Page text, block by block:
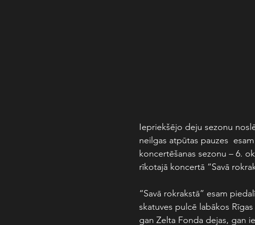
Iepriekšējo deju sezonu
neilgas atpūtas pauzes
koncertēšanas sezonu – 6.
rīkotajā koncertā “Savā
“Savā rokrakstā” esam
skatuves pulcē labākos
gan Zelta Fonda dejas, gan